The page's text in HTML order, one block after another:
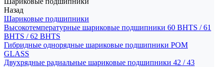
Назад
Шариковые подшипники
Высокотемпературные шариковые подшипники 60 BHTS / 61
BHTS / 62 BHTS
Гибридные однорядные шариковые подшипники POM
GLASS
Двухрядные радиальные шариковые подшипники 42 / 43